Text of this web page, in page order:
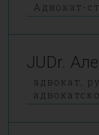
Адвокат-
JUDr.
адвокат,